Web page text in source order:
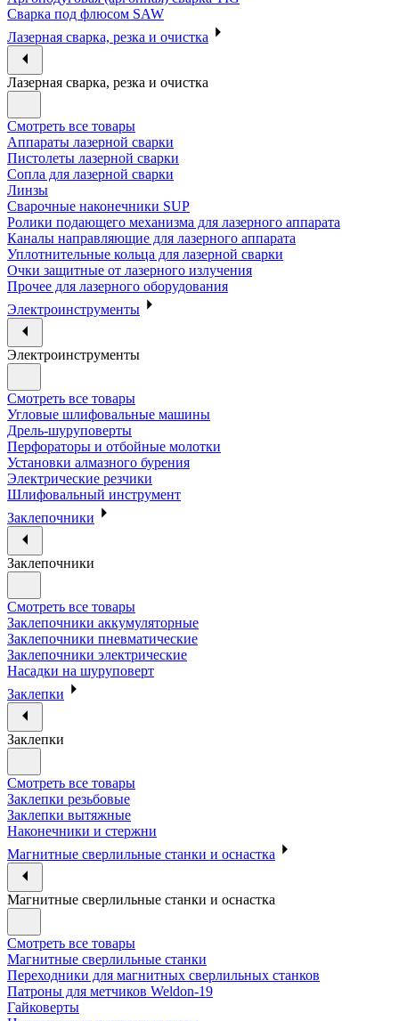
Сварка под флюсом SAW
Лазерная сварка, резка и очистка
Лазерная сварка, резка и очистка
Смотреть все товары
Аппараты лазерной сварки
Пистолеты лазерной сварки
Сопла для лазерной сварки
Линзы
Сварочные наконечники SUP
Ролики подающего механизма для лазерного аппарата
Каналы направляющие для лазерного аппарата
Уплотнительные кольца для лазерной сварки
Очки защитные от лазерного излучения
Прочее для лазерного оборудования
Электроинструменты
Электроинструменты
Смотреть все товары
Угловые шлифовальные машины
Дрель-шуруповерты
Перфораторы и отбойные молотки
Установки алмазного бурения
Электрические резчики
Шлифовальный инструмент
Заклепочники
Заклепочники
Смотреть все товары
Заклепочники аккумуляторные
Заклепочники пневматические
Заклепочники электрические
Насадки на шуруповерт
Заклепки
Заклепки
Смотреть все товары
Заклепки резьбовые
Заклепки вытяжные
Наконечники и стержни
Магнитные сверлильные станки и оснастка
Магнитные сверлильные станки и оснастка
Смотреть все товары
Магнитные сверлильные станки
Переходники для магнитных сверлильных станков
Патроны для метчиков Weldon-19
Гайковерты